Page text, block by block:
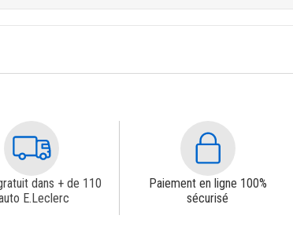
dans + de 110
E.Leclerc
Paiement en ligne 100%
sécurisé